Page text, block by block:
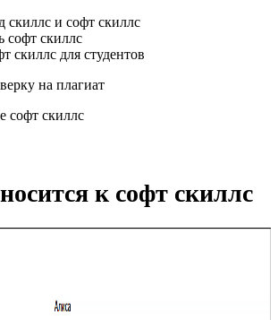
скиллс и софт скиллс
софт скиллс
скиллс для студентов
на плагиат
софт скиллс
к софт скиллс